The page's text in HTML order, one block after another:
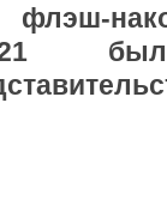
флэш-